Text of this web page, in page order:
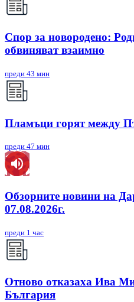
Спор за новородено:
обвиняват взаимно
преди 43 мин
Пламъци горят между
преди 47 мин
Обзорните новини на
07.08.2026г.
преди 1 час
Отново отказаха Ива
България